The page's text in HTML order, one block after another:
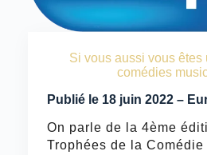
Si vous aussi vous êtes
comédies
Publié le 18 juin 2022 –
On parle de la 4ème
Trophées de la